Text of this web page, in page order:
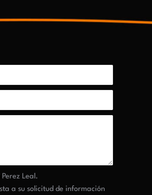
Leal.
a su solicitud de información